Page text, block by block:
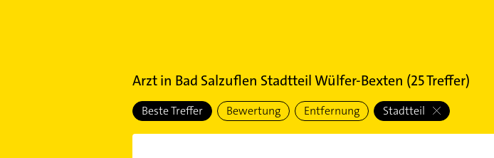
Arztin Bad Salzuflen Stadtteil Wülfer-Bexten (25Treffer)
Beste Treffer Bewertung Entfernung Stadtteil